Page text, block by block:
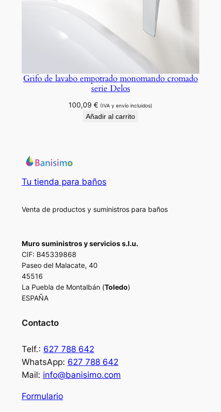
Grifo de lavabo empotrado monomando cromado
serie Delos
100,09 € (IVA y envío incluidos)
Añadir al carrito
Tu tienda para baños
Venta de productos y suministros para baños
Muro suministros y servicios s.l.u.
CIF: B45339868
Paseo del Malacate, 40
45516
La Puebla de Montalbán (Toledo)
ESPAÑA
Contacto
Telf.: 627 788 642
WhatsApp: 627 788 642
Mail: info@banisimo.com
Formulario